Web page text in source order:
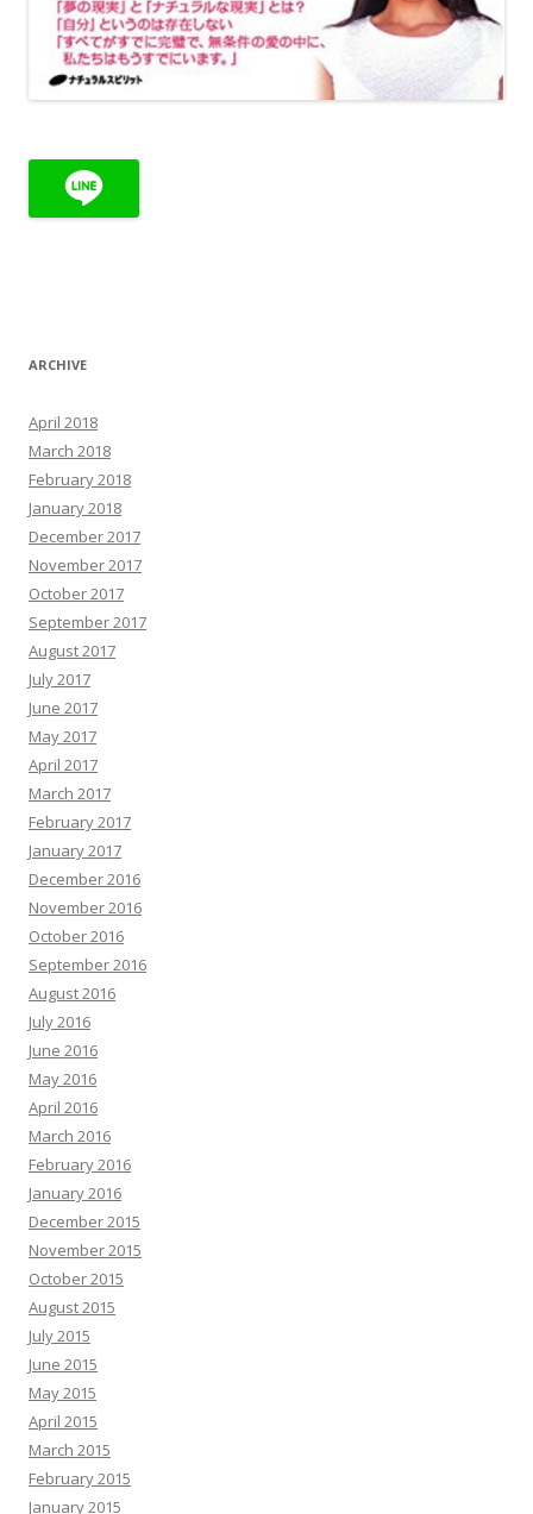
ARCHIVE
April 2018
March 2018
February 2018
January 2018
December 2017
November 2017
October 2017
September 2017
August 2017
July 2017
June 2017
May 2017
April 2017
March 2017
February 2017
January 2017
December 2016
November 2016
October 2016
September 2016
August 2016
July 2016
June 2016
May 2016
April 2016
March 2016
February 2016
January 2016
December 2015
November 2015
October 2015
August 2015
July 2015
June 2015
May 2015
April 2015
March 2015
February 2015
January 2015